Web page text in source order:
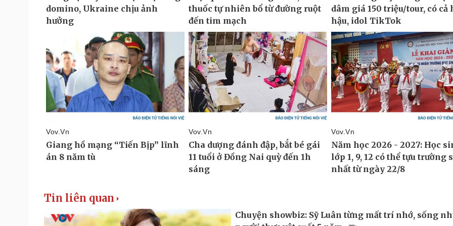
Tin liên quan
Chuyện showbiz: Sỹ Luân từng mất trí nhớ, sống